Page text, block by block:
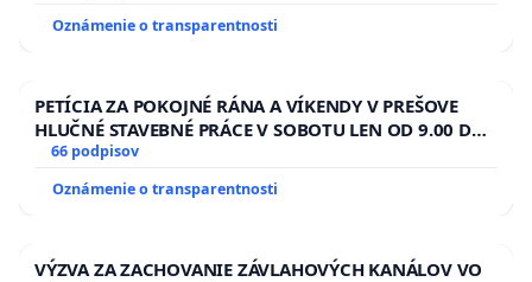
Oznámenie o transparentnosti
PETÍCIA ZA POKOJNÉ RÁNA A VÍKENDY V PREŠOVE
HLUČNÉ STAVEBNÉ PRÁCE V SOBOTU LEN OD 9.00 DO
13.00 HOD., CEZ PRACOVNÝ TÝŽDEŇ CIEĽ 8.00 – 18.00
HOD. A PRAVIDELNÁ KONTROLA STAVBY C-AREA NA
ĎUMBIERSKEJ/MAGU
66 podpisov
Oznámenie o transparentnosti
VÝZVA ZA ZACHOVANIE ZÁVLAHOVÝCH KANÁLOV VO